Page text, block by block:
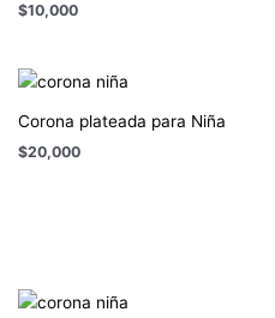
$10,000
Corona plateada para Niña
$20,000